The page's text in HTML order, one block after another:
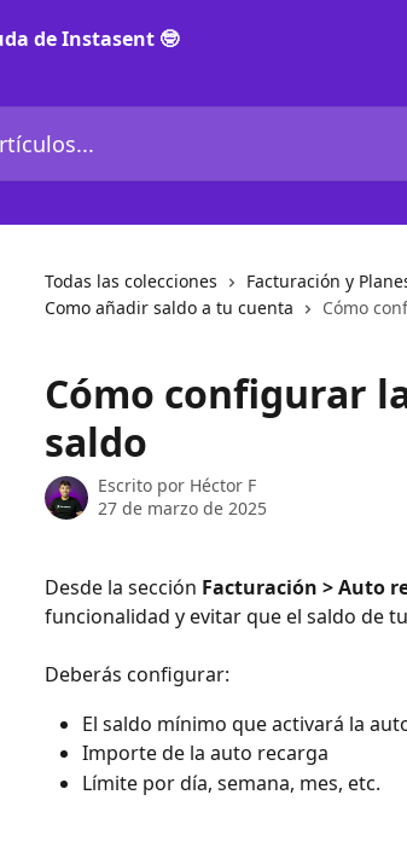
Todas las colecciones
Facturación y
Como añadir saldo a tu cuenta
Cómo
Cómo configurar
saldo
Escrito por Héctor F
27 de marzo de 2025
Desde la sección Facturación > Auto
funcionalidad y evitar que el saldo de
Deberás configurar:
El saldo mínimo que activará la
Importe de la auto recarga
Límite por día, semana, mes, etc.